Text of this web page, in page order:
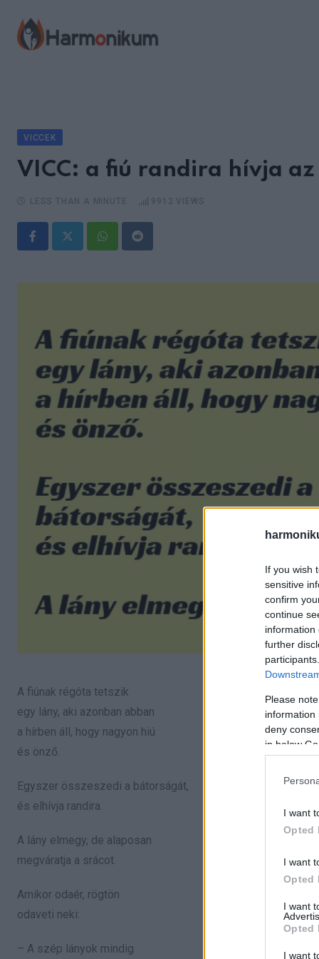
If you wish
sensitive
confirm
continue
information
further
Please
information
deny
in below
I want
Opted
I want
Opted
I want
Opted
I want
content
VICCEK
VICC: a fiú randira hívja
WhatsappReddit
A fiúnak régóta tetszik
egy lány, aki azonban abban
a hírben áll, hogy nagyon hiú
és önző.
Egyszer összeszedi a bátorságát,
és elhívja randira.
A lány elmegy, de alaposan
megváratja a srácot.
Amikor odaér, rögtön
odaveti neki:
– A szép lányok mindig